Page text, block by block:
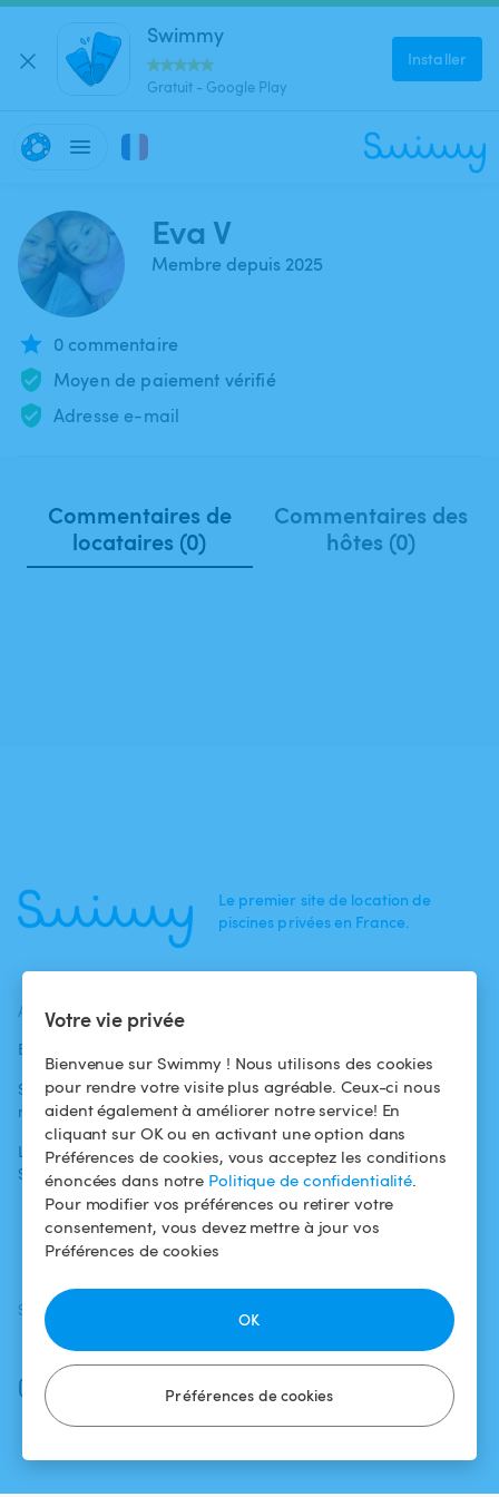
Votre vie privée
Bienvenue sur Swimmy ! Nous utilisons des cookies
pour rendre votre visite plus agréable. Ceux-ci nous
aident également à améliorer notre service! En
cliquant sur OK ou en activant une option dans
Préférences de cookies, vous acceptez les conditions
énoncées dans notre Politique de confidentialité.
Pour modifier vos préférences ou retirer votre
consentement, vous devez mettre à jour vos
Préférences de cookies
Préférences de cookies
OK
Swimmy
Gratuit - Google Play
Installer
Eva V
Membre depuis 2025
0 commentaire
Moyen de paiement vérifié
Adresse e-mail
Commentaires de
locataires (0)
Commentaires des
hôtes (0)
Le premier site de location de
piscines privées en France.
ACTUALITÉS
Blog
Swimmy dans les
médias
L'aventure
Swimmy
baigneurs
Pour les
propriétaires
Louer ma piscine
Comment ça
marche ?
Conditions
d'utilisation
Politique de
confidentialité
Mentions légales
SUIVEZ-NOUS
Facebook
Instagram